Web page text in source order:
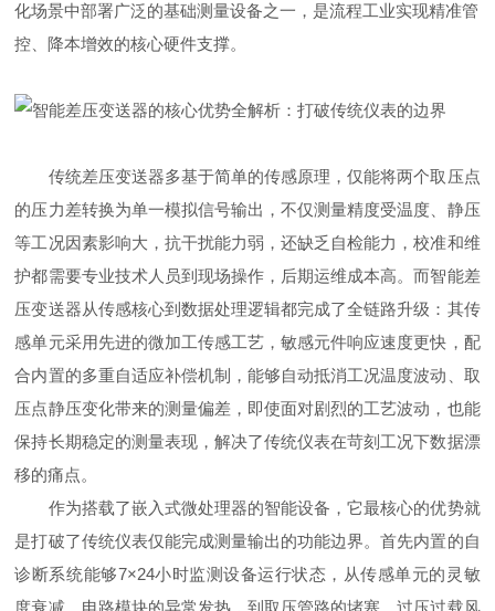
化场景中部署广泛的基础测量设备之一，是流程工业实现精准管
控、降本增效的核心硬件支撑。
传统差压变送器多基于简单的传感原理，仅能将两个取压点
的压力差转换为单一模拟信号输出，不仅测量精度受温度、静压
等工况因素影响大，抗干扰能力弱，还缺乏自检能力，校准和维
护都需要专业技术人员到现场操作，后期运维成本高。而智能差
压变送器从传感核心到数据处理逻辑都完成了全链路升级：其传
感单元采用先进的微加工传感工艺，敏感元件响应速度更快，配
合内置的多重自适应补偿机制，能够自动抵消工况温度波动、取
压点静压变化带来的测量偏差，即使面对剧烈的工艺波动，也能
保持长期稳定的测量表现，解决了传统仪表在苛刻工况下数据漂
移的痛点。
作为搭载了嵌入式微处理器的智能设备，它最核心的优势就
是打破了传统仪表仅能完成测量输出的功能边界。首先内置的自
诊断系统能够7×24小时监测设备运行状态，从传感单元的灵敏
度衰减、电路模块的异常发热，到取压管路的堵塞、过压过载风